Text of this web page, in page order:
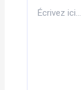
ici…